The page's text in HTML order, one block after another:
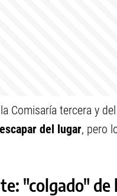
Comisaría tercera y
del lugar, pero
"colgado" de